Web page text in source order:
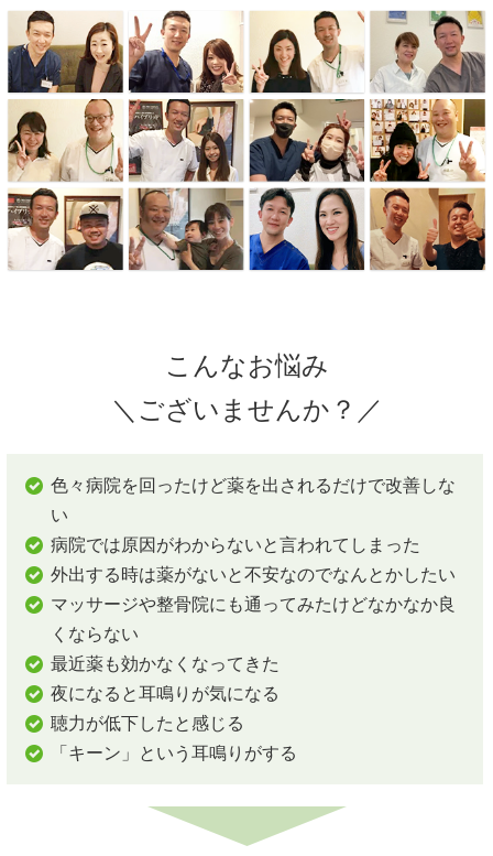
こんなお悩み
＼ございませんか？／
色々病院を回ったけど薬を出されるだけで改善しな
い
病院では原因がわからないと言われてしまった
外出する時は薬がないと不安なのでなんとかしたい
マッサージや整骨院にも通ってみたけどなかなか良
くならない
最近薬も効かなくなってきた
夜になると耳鳴りが気になる
聴力が低下したと感じる
「キーン」という耳鳴りがする